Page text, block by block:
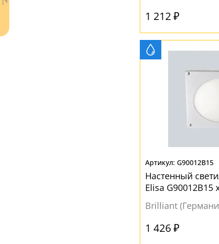
1 212 ₽
G90012B15
Настенный
Elisa
Brilliant
1 426 ₽